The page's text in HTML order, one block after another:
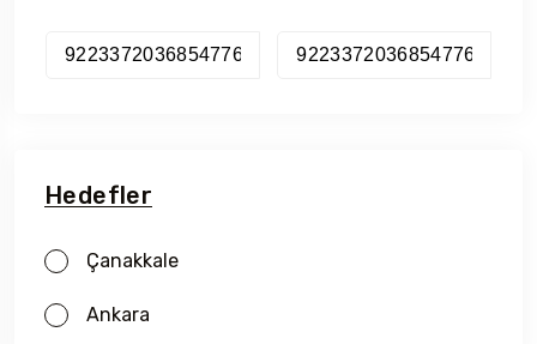
Hedefler
Çanakkale
Ankara